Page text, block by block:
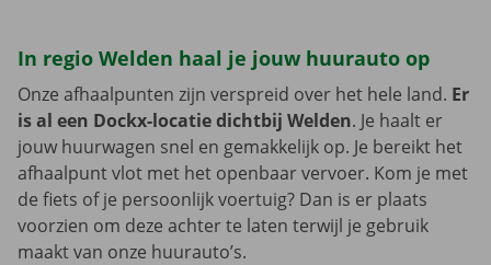
In regio Welden haal je jouw huurauto op
Onze afhaalpunten zijn verspreid over het hele land. Er
is al een Dockx-locatie dichtbij Welden. Je haalt er
jouw huurwagen snel en gemakkelijk op. Je bereikt het
afhaalpunt vlot met het openbaar vervoer. Kom je met
de fiets of je persoonlijk voertuig? Dan is er plaats
voorzien om deze achter te laten terwijl je gebruik
maakt van onze huurauto’s.